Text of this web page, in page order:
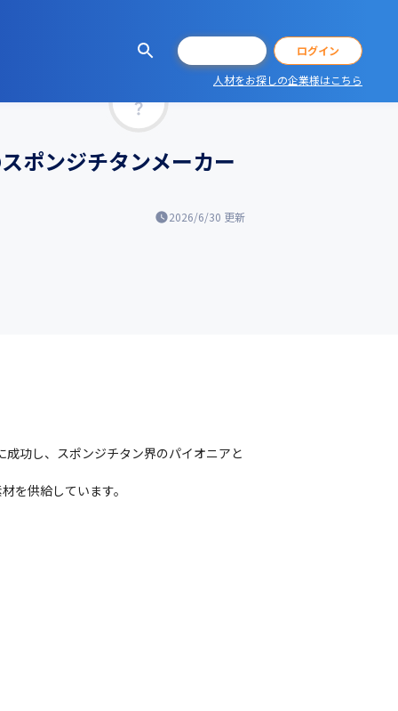
ログイン
人材をお探しの企業様はこちら
ポンジチタンメーカー
2026/6/30 更新
功し、スポンジチタン界のパイオニアと
を供給しています。